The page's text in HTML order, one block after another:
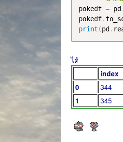
pokedf = pd .
pokedf.
print (pd .
ได้
index
0
344
1
345